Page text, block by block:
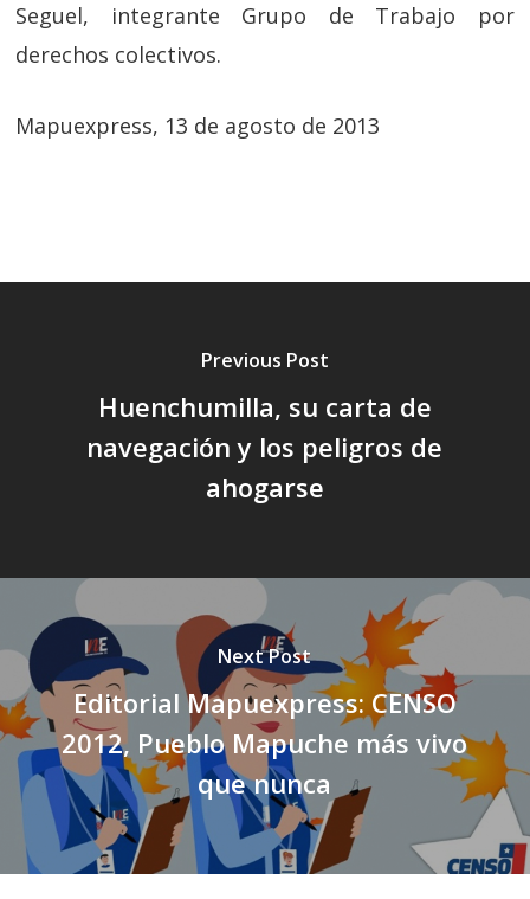
Seguel, integrante Grupo de Trabajo por
derechos colectivos.
Mapuexpress, 13 de agosto de 2013
Previous Post
Huenchumilla, su carta de
navegación y los peligros de
ahogarse
Next Post
Editorial Mapuexpress: CENSO
2012, Pueblo Mapuche más vivo
que nunca